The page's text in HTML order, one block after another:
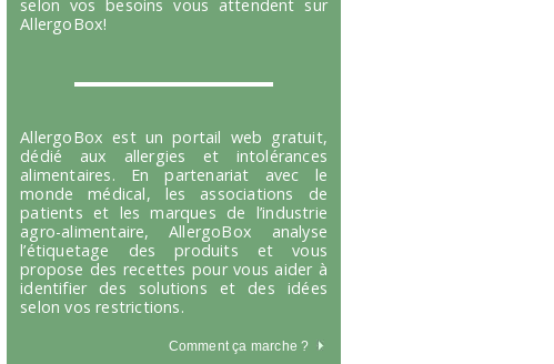
selon vos besoins vous attendent sur
AllergoBox!
AllergoBox est un portail web gratuit,
dédié aux allergies et intolérances
alimentaires. En partenariat avec le
monde médical, les associations de
patients et les marques de l’industrie
agro-alimentaire, AllergoBox analyse
l’étiquetage des produits et vous
propose des recettes pour vous aider à
identifier des solutions et des idées
selon vos restrictions.
Comment ça marche ?